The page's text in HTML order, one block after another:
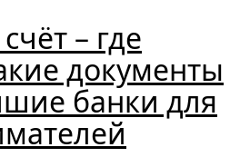
– где
документы
банки для